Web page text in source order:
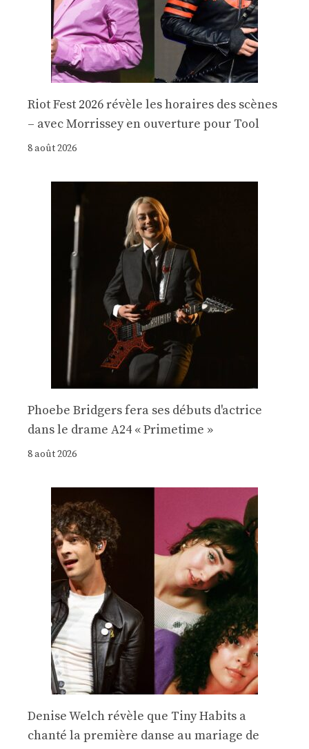
Riot Fest 2026 révèle les horaires des scènes
– avec Morrissey en ouverture pour Tool
8 août 2026
Phoebe Bridgers fera ses débuts d'actrice
dans le drame A24 « Primetime »
8 août 2026
Denise Welch révèle que Tiny Habits a
chanté la première danse au mariage de